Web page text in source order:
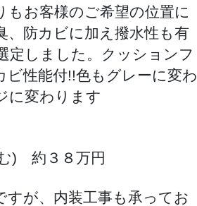
お客様のご希望の位置に
、防カビに加え撥水性も有
定しました。クッションフ
ビ性能付!!色もグレーに変わ
に変わります
) 約３８万円
が、内装工事も承ってお